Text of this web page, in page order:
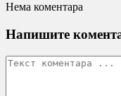
Нема коментара
Напишите